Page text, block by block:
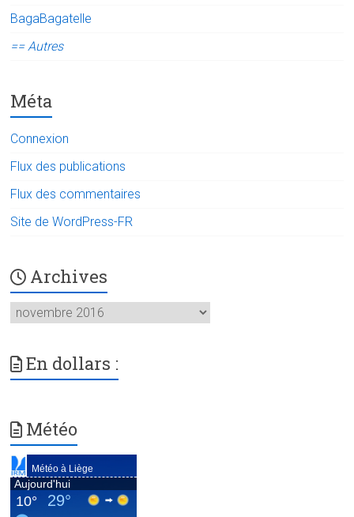
BagaBagatelle
== Autres
Méta
Connexion
Flux des publications
Flux des commentaires
Site de WordPress-FR
Archives
Archives
En dollars :
Météo